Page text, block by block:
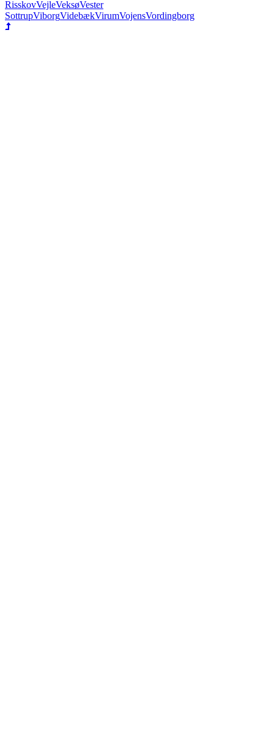
RisskovVejleVeksøVester
SottrupViborgVidebækVirumVojensVordingborg